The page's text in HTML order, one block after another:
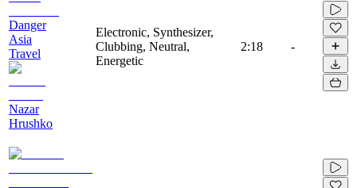
Danger
Asia
Travel
Nazar
Hrushko
Electronic, Synthesizer,
Clubbing, Neutral,
Energetic
2:18 -